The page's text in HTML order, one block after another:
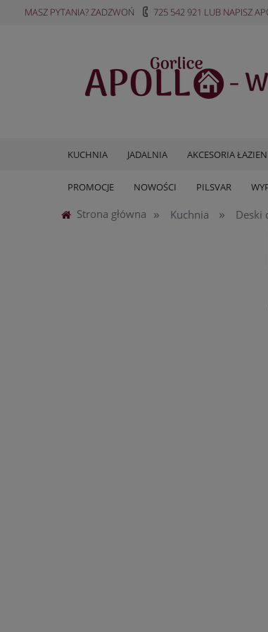
MASZ PYTANIA? ZADZWOŃ 725 542 921 LUB NAPISZ
KUCHNIA JADALNIA AKCESORIA
PROMOCJE NOWOŚCI PILSVAR
Strona główna » Kuchnia » Deski